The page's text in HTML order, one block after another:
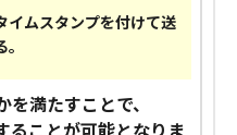
ムスタンプを付けて送
満たすことで、